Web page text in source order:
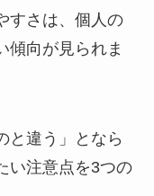
すさは、個人の
傾向が見られま
と違う」となら
い注意点を3つの